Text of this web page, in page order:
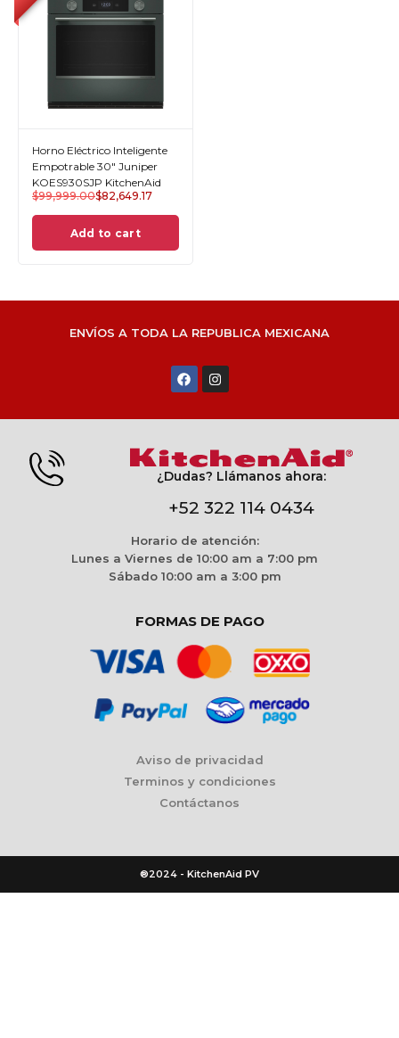
Horno Eléctrico Inteligente
Empotrable 30" Juniper
KOES930SJP KitchenAid
$99,999.00$82,649.17
Add to cart
ENVÍOS A TODA LA REPUBLICA MEXICANA
¿Dudas? Llámanos ahora:
+52 322 114 0434
Horario de atención:
Lunes a Viernes de 10:00 am a 7:00 pm
Sábado 10:00 am a 3:00 pm
FORMAS DE PAGO
Aviso de privacidad
Terminos y condiciones
Contáctanos
®2024 - KitchenAid PV